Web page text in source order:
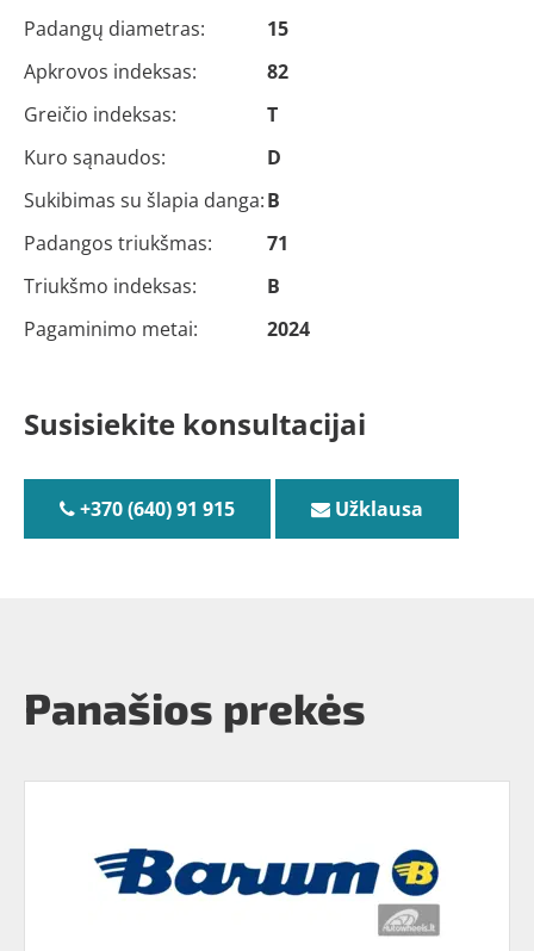
Padangų diametras:
15
Apkrovos indeksas:
82
Greičio indeksas:
T
Kuro sąnaudos:
D
Sukibimas su šlapia danga:B
Padangos triukšmas:
71
Triukšmo indeksas:
B
Pagaminimo metai:
2024
Susisiekite konsultacijai
+370 (640) 91 915 Užklausa
Panašios prekės